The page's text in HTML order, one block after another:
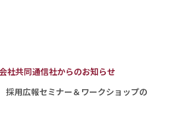
社共同通信社からのお知らせ
用広報セミナー＆ワークショップの